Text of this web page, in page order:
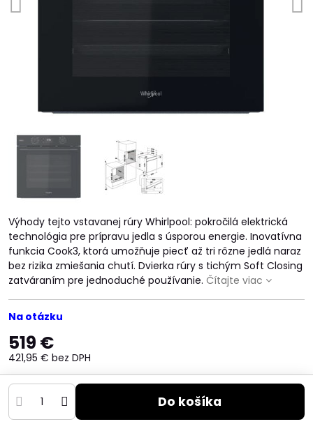
Výhody tejto vstavanej rúry Whirlpool: pokročilá elektrická
technológia pre prípravu jedla s úsporou energie. Inovatívna
funkcia Cook3, ktorá umožňuje piecť až tri rôzne jedlá naraz
bez rizika zmiešania chutí. Dvierka rúry s tichým Soft Closing
zatváraním pre jednoduché používanie. Čítajte viac
Na otázku
519 €
421,95 € bez DPH
Do košíka